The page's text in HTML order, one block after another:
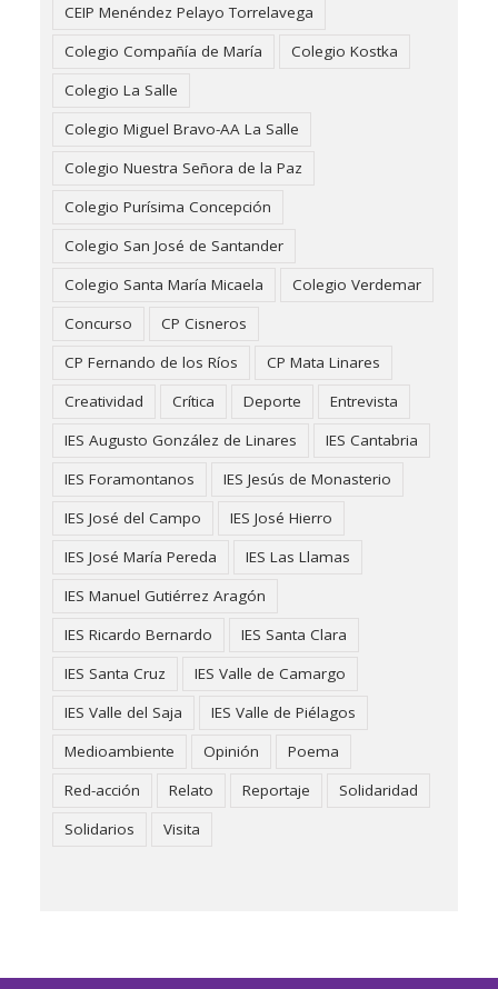
CEIP Menéndez Pelayo Torrelavega
Colegio Compañía de María
Colegio Kostka
Colegio La Salle
Colegio Miguel Bravo-AA La Salle
Colegio Nuestra Señora de la Paz
Colegio Purísima Concepción
Colegio San José de Santander
Colegio Santa María Micaela
Colegio Verdemar
Concurso
CP Cisneros
CP Fernando de los Ríos
CP Mata Linares
Creatividad
Crítica Deporte
Entrevista
IES Augusto González de Linares
IES Cantabria
IES Foramontanos
IES Jesús de Monasterio
IES José del Campo
IES José Hierro
IES José María Pereda
IES Las Llamas
IES Manuel Gutiérrez Aragón
IES Ricardo Bernardo
IES Santa Clara
IES Santa Cruz
IES Valle de Camargo
IES Valle del Saja
IES Valle de Piélagos
Medioambiente
Opinión
Poema
Red-acción
Relato Reportaje
Solidaridad
Solidarios
Visita